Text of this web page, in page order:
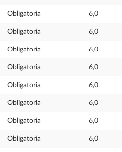
Obligatoria 6,0
Obligatoria 6,0
Obligatoria 6,0
Obligatoria 6,0
Obligatoria 6,0
Obligatoria 6,0
Obligatoria 6,0
Obligatoria 6,0